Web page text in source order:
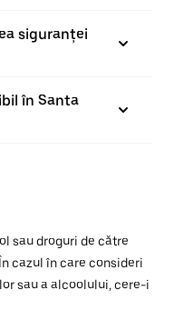
siguranței
în Santa
sau droguri de către
cazul în care consideri
sau a alcoolului, cere-i